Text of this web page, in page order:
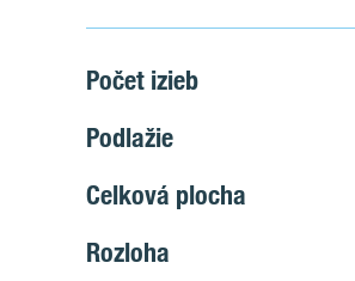
Počet izieb
Podlažie
Celková plocha
Rozloha